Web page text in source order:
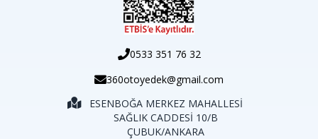
0533 351 76 32
360otoyedek@gmail.com
ESENBOĞA MERKEZ MAHALLESİ
SAĞLIK CADDESİ 10/B
ÇUBUK/ANKARA